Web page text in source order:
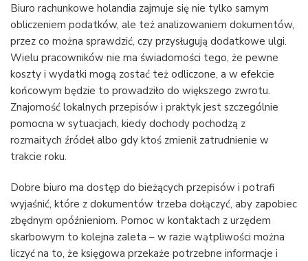
Biuro rachunkowe holandia zajmuje się nie tylko samym
obliczeniem podatków, ale też analizowaniem dokumentów,
przez co można sprawdzić, czy przysługują dodatkowe ulgi.
Wielu pracowników nie ma świadomości tego, że pewne
koszty i wydatki mogą zostać też odliczone, a w efekcie
końcowym będzie to prowadziło do większego zwrotu.
Znajomość lokalnych przepisów i praktyk jest szczególnie
pomocna w sytuacjach, kiedy dochody pochodzą z
rozmaitych źródeł albo gdy ktoś zmienił zatrudnienie w
trakcie roku.
Dobre biuro ma dostęp do bieżących przepisów i potrafi
wyjaśnić, które z dokumentów trzeba dołączyć, aby zapobiec
zbędnym opóźnieniom. Pomoc w kontaktach z urzędem
skarbowym to kolejna zaleta – w razie wątpliwości można
liczyć na to, że księgowa przekaże potrzebne informacje i